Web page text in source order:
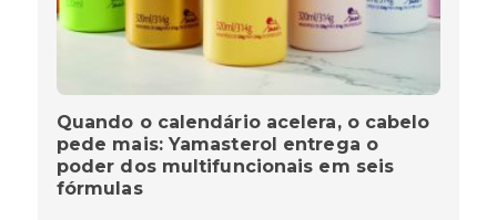
Quando o calendário acelera, o cabelo
pede mais: Yamasterol entrega o
poder dos multifuncionais em seis
fórmulas